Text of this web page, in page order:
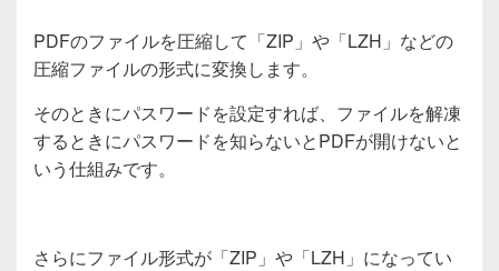
PDFのファイルを圧縮して「ZIP」や「LZH」などの
圧縮ファイルの形式に変換します。
そのときにパスワードを設定すれば、ファイルを解凍
するときにパスワードを知らないとPDFが開けないと
いう仕組みです。
さらにファイル形式が「ZIP」や「LZH」になってい